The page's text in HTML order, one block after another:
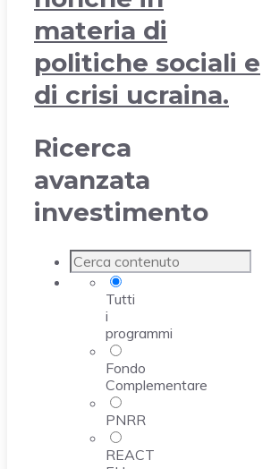
materia di
politiche sociali e
di crisi ucraina.
Ricerca
avanzata
investimento
Tutti
i
programmi
Fondo
Complementare
PNRR
REACT